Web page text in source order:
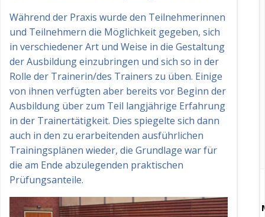
Während der Praxis wurde den Teilnehmerinnen
und Teilnehmern die Möglichkeit gegeben, sich
in verschiedener Art und Weise in die Gestaltung
der Ausbildung einzubringen und sich so in der
Rolle der Trainerin/des Trainers zu üben. Einige
von ihnen verfügten aber bereits vor Beginn der
Ausbildung über zum Teil langjährige Erfahrung
in der Trainertätigkeit. Dies spiegelte sich dann
auch in den zu erarbeitenden ausführlichen
Trainingsplänen wieder, die Grundlage war für
die am Ende abzulegenden praktischen
Prüfungsanteile.